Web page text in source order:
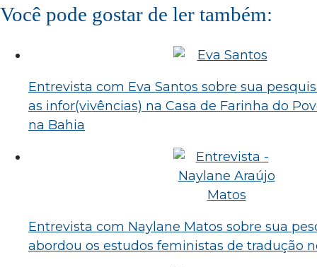
Você pode gostar de ler também:
Entrevista com Eva Santos sobre sua
as infor(vivências) na Casa de Farinha do
na Bahia
Entrevista com Naylane Matos sobre sua
abordou os estudos feministas de tradução